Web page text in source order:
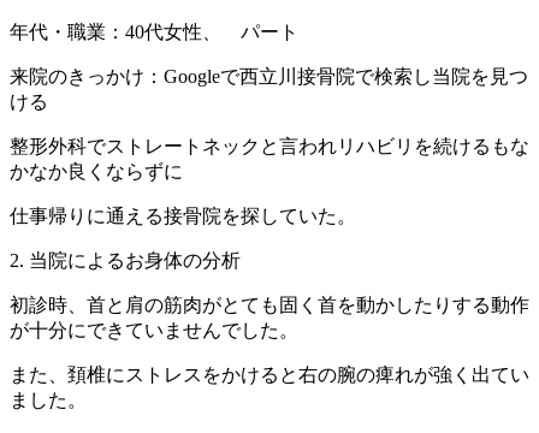
年代・職業：40代女性、 パート
来院のきっかけ：Googleで西立川接骨院で検索し当院を見つ
ける
整形外科でストレートネックと言われリハビリを続けるもな
かなか良くならずに
仕事帰りに通える接骨院を探していた。
2. 当院によるお身体の分析
初診時、首と肩の筋肉がとても固く首を動かしたりする動作
が十分にできていませんでした。
また、頚椎にストレスをかけると右の腕の痺れが強く出てい
ました。